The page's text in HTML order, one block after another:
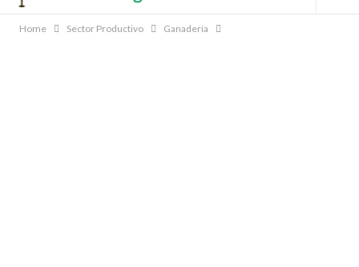
Home Sector Productivo Ganadería